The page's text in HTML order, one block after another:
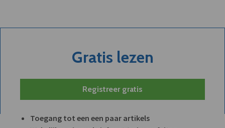
Gratis lezen
Registreer gratis
Toegang tot een een paar artikels